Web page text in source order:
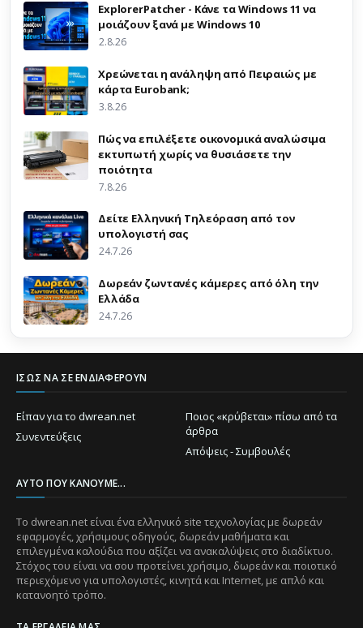
ExplorerPatcher - Κάνε τα Windows 11 να
μοιάζουν ξανά με Windows 10
2.8.26
Χρεώνεται η ανάληψη από Πειραιώς με
κάρτα Eurobank;
3.8.26
Πώς να επιλέξετε οικονομικά αναλώσιμα
εκτυπωτή χωρίς να θυσιάσετε την
ποιότητα
7.8.26
Δείτε Ελληνική Τηλεόραση από τον
υπολογιστή σας
24.7.26
Δωρεάν ζωντανές κάμερες από όλη την
Ελλάδα
24.7.26
ΊΣΩΣ ΝΑ ΣΕ ΕΝΔΙΑΦΈΡΟΥΝ
Είπαν για το dwrean.net
Ποιος «κρύβεται» πίσω από τα
άρθρα
Συνεντεύξεις
Απόψεις - Συμβουλές
ΑΥΤΌ ΠΟΥ ΚΆΝΟΥΜΕ...
Το dwrean.net είναι ένα ελληνικό site τεχνολογίας με δωρεάν
εφαρμογές, χρήσιμους οδηγούς, δωρεάν μαθήματα και
επιλεγμένα καλούδια που αξίζει να ανακαλύψεις στο διαδίκτυο.
Στόχος του είναι να σου προτείνει χρήσιμο, δωρεάν και ποιοτικό
περιεχόμενο για υπολογιστές, κινητά και Internet, με απλό και
κατανοητό τρόπο.